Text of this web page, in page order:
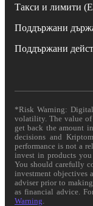
Такси и лимити
Поддържани
Поддържани
*Risk Warning:
volatility. The value of
get back the amount
decisions and
performance is not a
invest in products
You should carefully
investment objectives
adviser prior to
as financial advice.
Warning